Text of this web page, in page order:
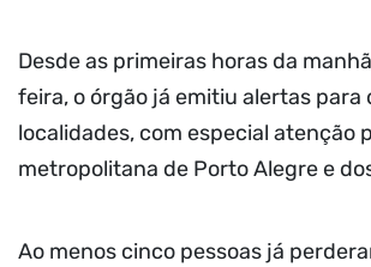
Desde as primeiras horas da
feira, o órgão já emitiu alertas
localidades, com especial atenção
metropolitana de Porto Alegre e
Ao menos cinco pessoas já